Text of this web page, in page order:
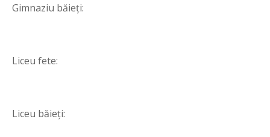
Gimnaziu băieți:
Liceu fete:
Liceu băieți: